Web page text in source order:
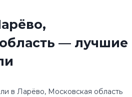
— лучшие
в Ларёво, Московская область